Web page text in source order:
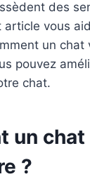
des
article vous
un chat
pouvez
chat.
un
?